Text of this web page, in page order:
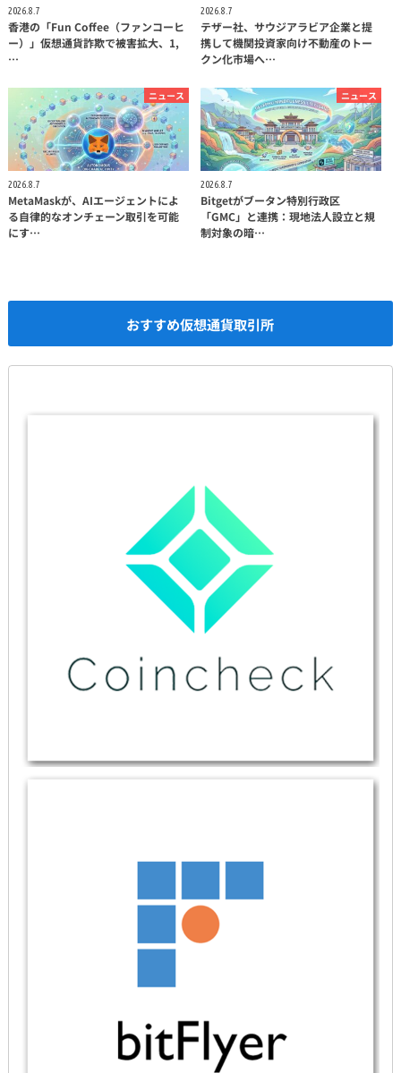
2026.8.7
香港の「Fun Coffee（ファンコーヒ
ー）」仮想通貨詐欺で被害拡大、1,
…
2026.8.7
テザー社、サウジアラビア企業と提
携して機関投資家向け不動産のトー
クン化市場へ…
ニュース
2026.8.7
MetaMaskが、AIエージェントによ
る自律的なオンチェーン取引を可能
にす…
ニュース
2026.8.7
Bitgetがブータン特別行政区
「GMC」と連携：現地法人設立と規
制対象の暗…
おすすめ仮想通貨取引所